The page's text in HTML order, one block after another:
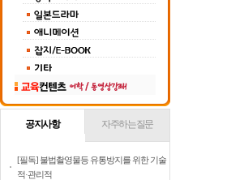
공지사항 자주하는질문
[필독] 불법촬영물등 유통방지를 위한 기술
적·관리적